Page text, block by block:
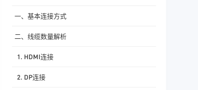
一、基本连接方式
二、线缆数量解析
1. HDMI连接
2. DP连接